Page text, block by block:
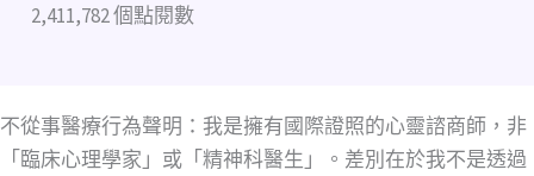
2,411,782 個點閱數
不從事醫療行為聲明：我是擁有國際證照的心靈諮商師，非
「臨床心理學家」或「精神科醫生」。差別在於我不是透過